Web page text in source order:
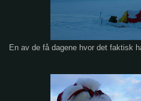
En av de få dagene hvor det faktisk